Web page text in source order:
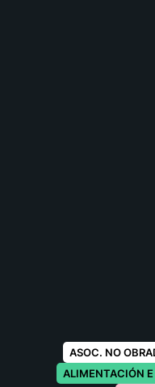
ASOC. NO
ALIMENTACIÓN